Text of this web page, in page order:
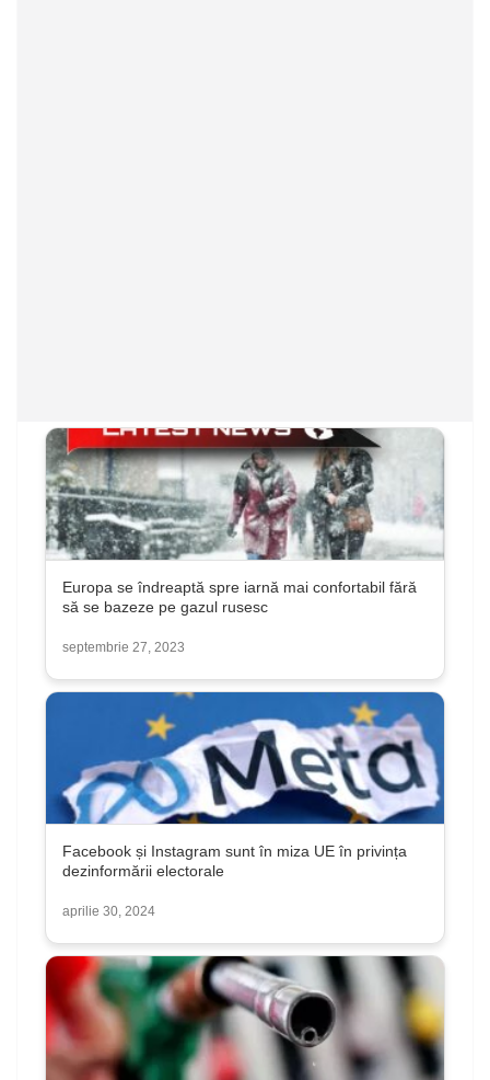
Europa se îndreaptă spre iarnă mai confortabil fără
să se bazeze pe gazul rusesc
septembrie 27, 2023
Facebook și Instagram sunt în miza UE în privința
dezinformării electorale
aprilie 30, 2024